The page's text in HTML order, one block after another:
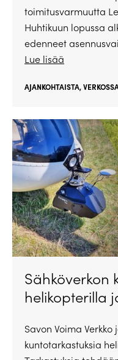
toimitusvarmuutta
Huhtikuun lopussa
edenneet
Lue lisää
AJANKOHTAISTA,
Sähköverkon
helikopterilla
Savon Voima
kuntotarkastuksia